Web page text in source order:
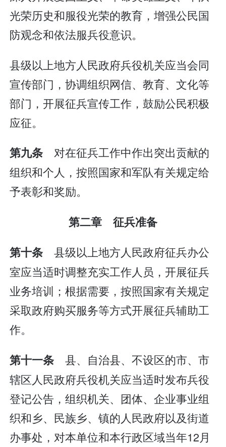
光荣历史和服役光荣的教育，增强公民国
防观念和依法服兵役意识。
县级以上地方人民政府兵役机关应当会同
宣传部门，协调组织网信、教育、文化等
部门，开展征兵宣传工作，鼓励公民积极
应征。
第九条 对在征兵工作中作出突出贡献的
组织和个人，按照国家和军队有关规定给
予表彰和奖励。
第二章 征兵准备
第十条 县级以上地方人民政府征兵办公
室应当适时调整充实工作人员，开展征兵
业务培训；根据需要，按照国家有关规定
采取政府购买服务等方式开展征兵辅助工
作。
第十一条 县、自治县、不设区的市、市
辖区人民政府兵役机关应当适时发布兵役
登记公告，组织机关、团体、企业事业组
织和乡、民族乡、镇的人民政府以及街道
办事处，对本单位和本行政区域当年12月